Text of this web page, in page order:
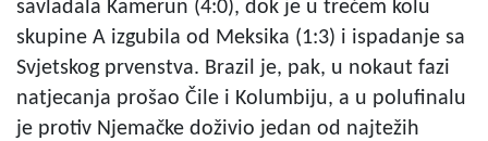
savladala Kamerun (4:0), dok je u trećem kolu
skupine A izgubila od Meksika (1:3) i ispadanje sa
Svjetskog prvenstva. Brazil je, pak, u nokaut fazi
natjecanja prošao Čile i Kolumbiju, a u polufinalu
je protiv Njemačke doživio jedan od najtežih